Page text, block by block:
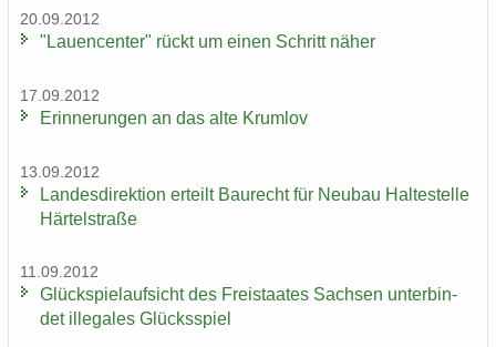
20.09.2012
"Lau­en­cen­ter" rückt um einen Schritt näher
17.09.2012
Er­in­ne­run­gen an das alte Krum­lov
13.09.2012
Lan­des­di­rek­ti­on er­teilt Bau­recht für Neu­bau Hal­te­stel­le
Här­tel­stra­ße
11.09.2012
Glück­spiel­auf­sicht des Frei­staa­tes Sach­sen un­ter­bin­
det il­le­ga­les Glücks­spiel